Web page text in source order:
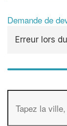
Demande de
Erreur lors